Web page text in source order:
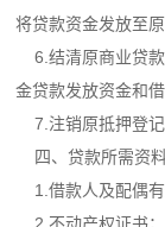
将贷款资金发放至
6.结清原商业贷款
金贷款发放资金和
7.注销原抵押登记
四、贷款所需资
1.借款人及配偶有